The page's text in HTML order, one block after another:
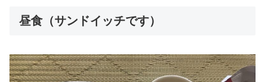
昼食（サンドイッチです）